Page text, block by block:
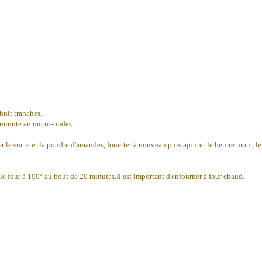
tranches.
au micro-ondes.
le sucre et la poudre d'amandes, fouetter à nouveau puis ajouter le beurre mou
four à 190° au bout de 20 minutes.Il est important d'enfourner à four chaud.